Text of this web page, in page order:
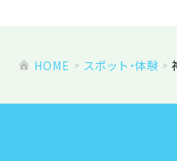
HOME スポット・体験